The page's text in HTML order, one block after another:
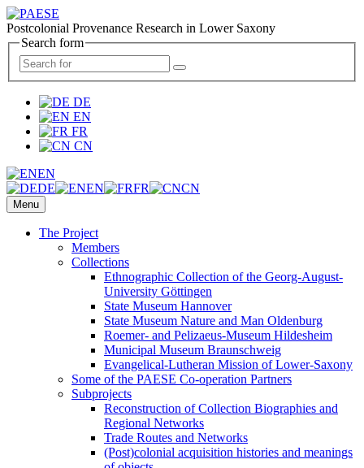
Postcolonial Provenance Research in Lower Saxony
Search form
DE
EN
FR
CN
EN
DE
EN FR CN
Menu
The Project
Members
Collections
Ethnographic Collection of the Georg-August-
University Göttingen
State Museum Hannover
State Museum Nature and Man Oldenburg
Roemer- and Pelizaeus-Museum Hildesheim
Municipal Museum Braunschweig
Evangelical-Lutheran Mission of Lower-Saxony
Some of the PAESE Co-operation Partners
Subprojects
Reconstruction of Collection Biographies and
Regional Networks
Trade Routes and Networks
(Post)colonial acquisition histories and meanings